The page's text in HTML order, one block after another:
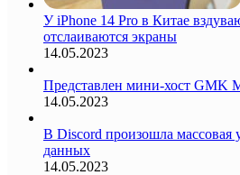
У iPhone 14 Pro в Китае
отслаиваются экраны
14.05.2023
Представлен мини-хост GMK
14.05.2023
В Discord произошла массовая
данных
14.05.2023